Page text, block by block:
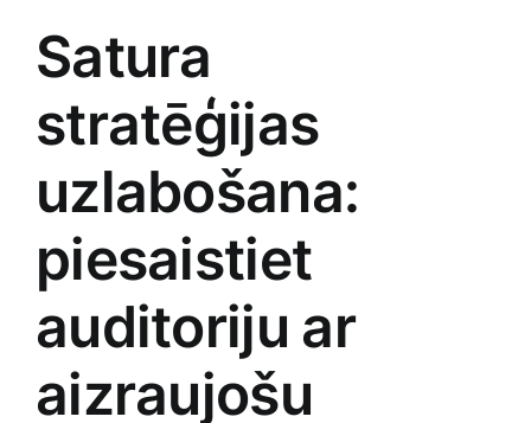
Satura
stratēģijas
uzlabošana:
piesaistiet
auditoriju⁢ ar
aizraujošu